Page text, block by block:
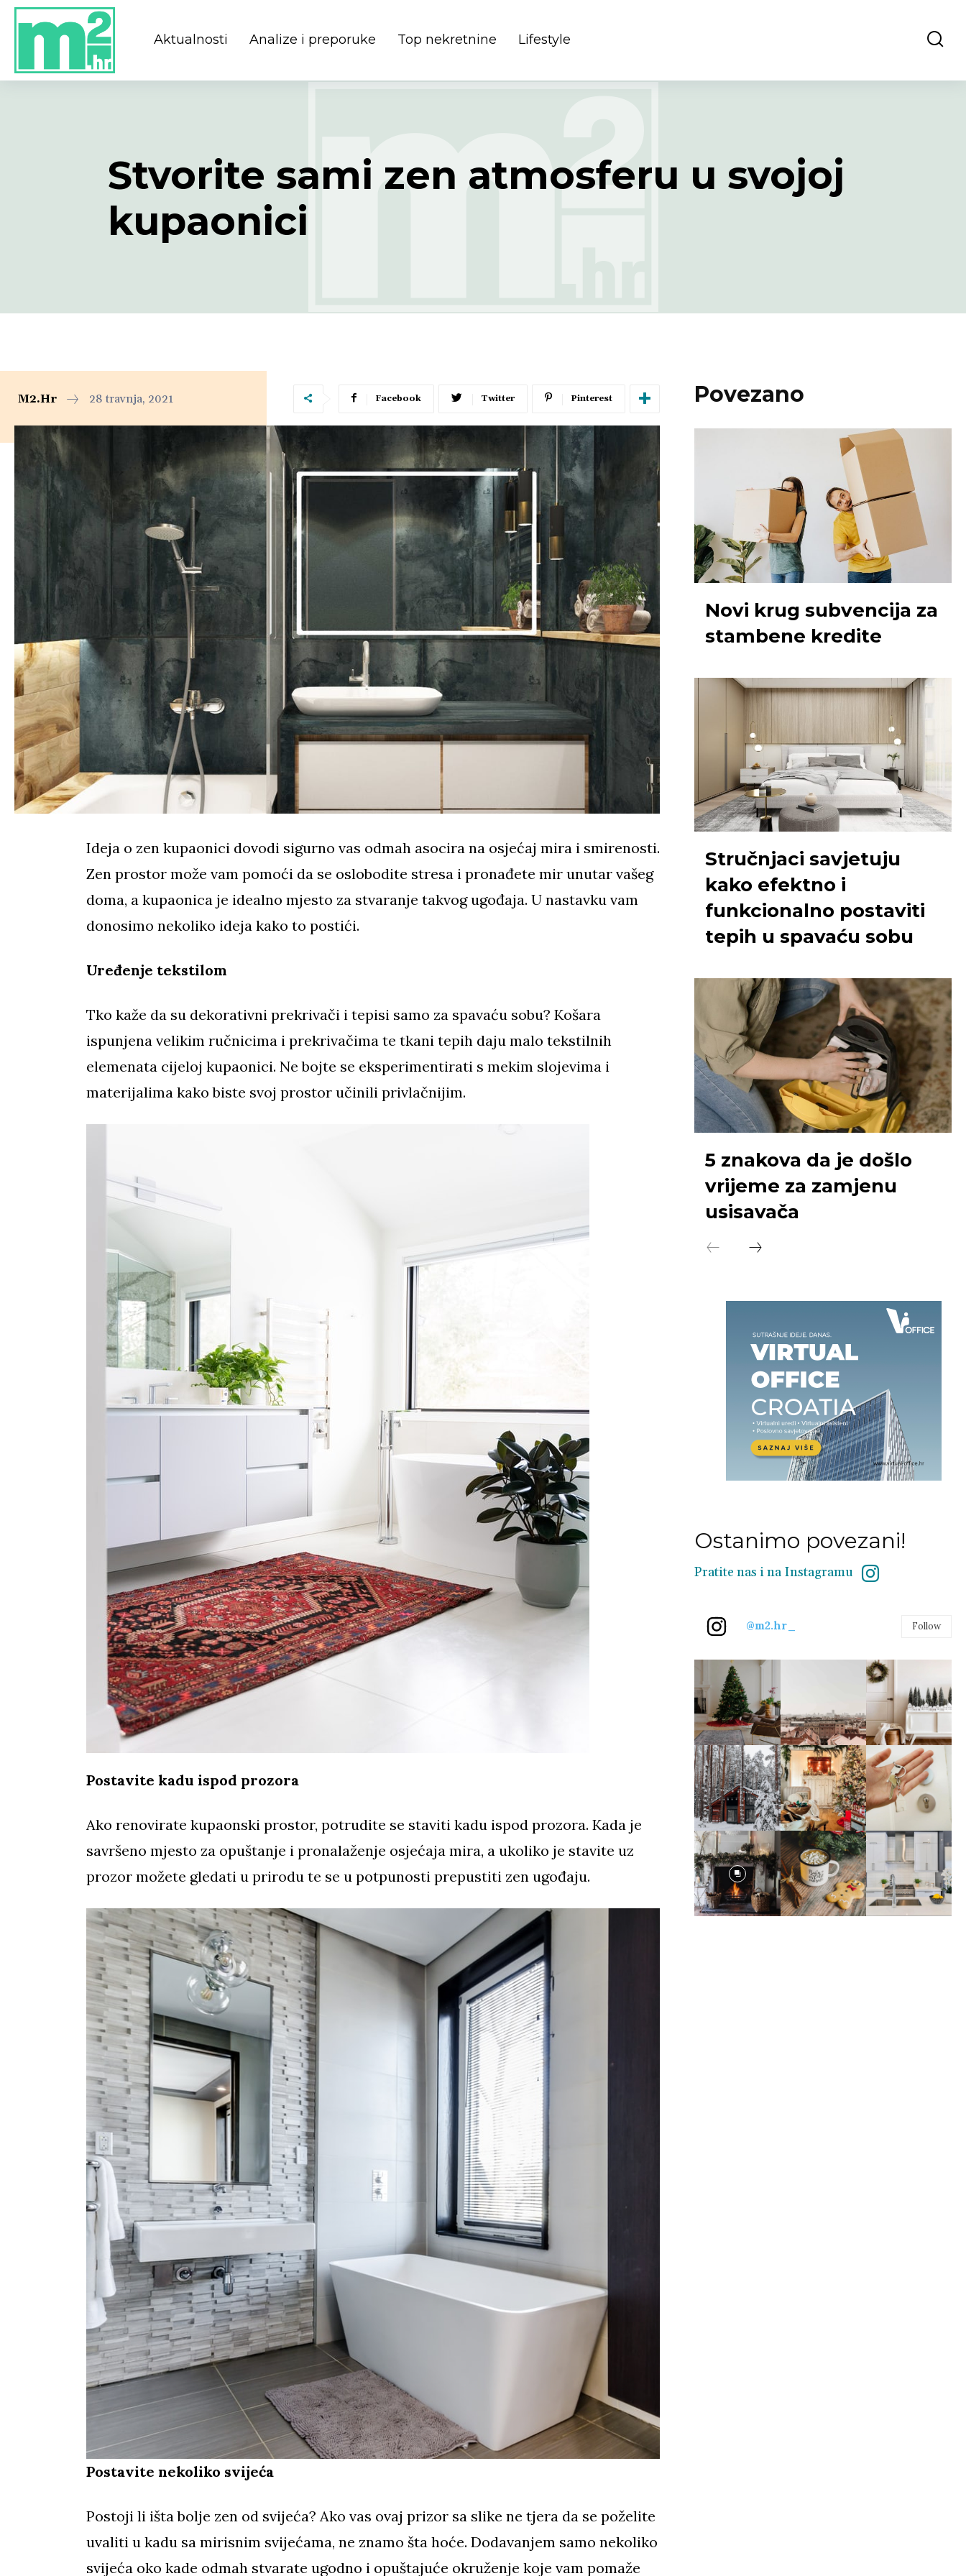
Aktualnosti Analize i preporuke Top nekretnine Lifestyle
Stvorite sami zen atmosferu u svojoj
kupaonici
M2.hr 28 travnja, 2021 Facebook Twitter Pinterest
Ideja o zen kupaonici dovodi sigurno vas odmah asocira na osjećaj mira i smirenosti.
Zen prostor može vam pomoći da se oslobodite stresa i pronađete mir unutar vašeg
doma, a kupaonica je idealno mjesto za stvaranje takvog ugođaja. U nastavku vam
donosimo nekoliko ideja kako to postići.
Uređenje tekstilom
Tko kaže da su dekorativni prekrivači i tepisi samo za spavaću sobu? Košara
ispunjena velikim ručnicima i prekrivačima te tkani tepih daju malo tekstilnih
elemenata cijeloj kupaonici. Ne bojte se eksperimentirati s mekim slojevima i
materijalima kako biste svoj prostor učinili privlačnijim.
Postavite kadu ispod prozora
Ako renovirate kupaonski prostor, potrudite se staviti kadu ispod prozora. Kada je
savršeno mjesto za opuštanje i pronalaženje osjećaja mira, a ukoliko je stavite uz
prozor možete gledati u prirodu te se u potpunosti prepustiti zen ugođaju.
Postavite nekoliko svijeća
Postoji li išta bolje zen od svijeća? Ako vas ovaj prizor sa slike ne tjera da se poželite
uvaliti u kadu sa mirisnim svijećama, ne znamo šta hoće. Dodavanjem samo nekoliko
svijeća oko kade odmah stvarate ugodno i opuštajuće okruženje koje vam pomaže
Povezano
Novi krug subvencija za
stambene kredite
Stručnjaci savjetuju
kako efektno i
funkcionalno postaviti
tepih u spavaću sobu
5 znakova da je došlo
vrijeme za zamjenu
usisavača
Ostanimo povezani!
Pratite nas i na Instagramu
@m2.hr_ Follow